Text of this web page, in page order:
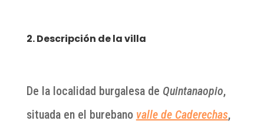
2. Descripción de la villa
De la localidad burgalesa de Quintanaopio,
situada en el burebano valle de Caderechas,